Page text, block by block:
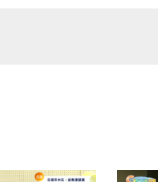
しくお願いいたします。